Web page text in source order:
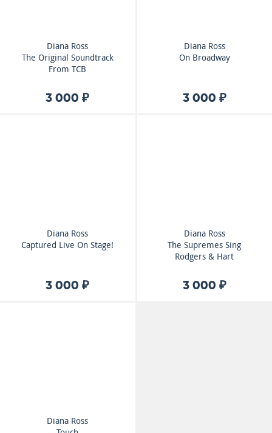
Diana Ross
The Original Soundtrack
From TCB
3 000 ₽
Diana Ross
On Broadway
3 000 ₽
Diana Ross
Captured Live On Stage!
3 000 ₽
Diana Ross
The Supremes Sing
Rodgers & Hart
3 000 ₽
Diana Ross